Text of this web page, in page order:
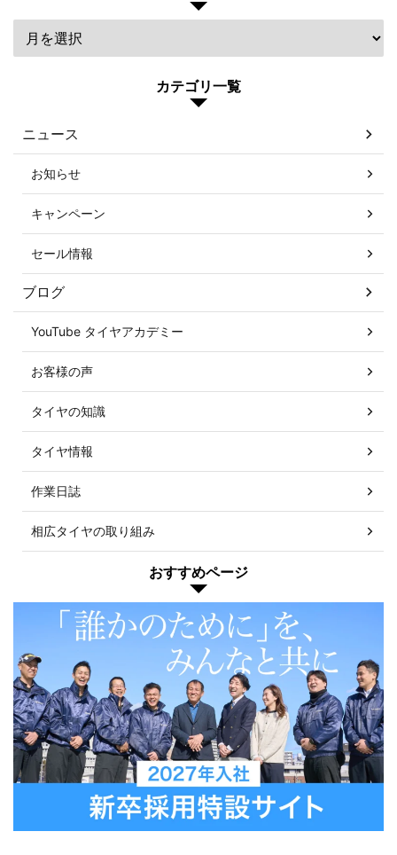
カテゴリ一覧
ニュース
お知らせ
キャンペーン
セール情報
ブログ
YouTube タイヤアカデミー
お客様の声
タイヤの知識
タイヤ情報
作業日誌
相広タイヤの取り組み
おすすめページ